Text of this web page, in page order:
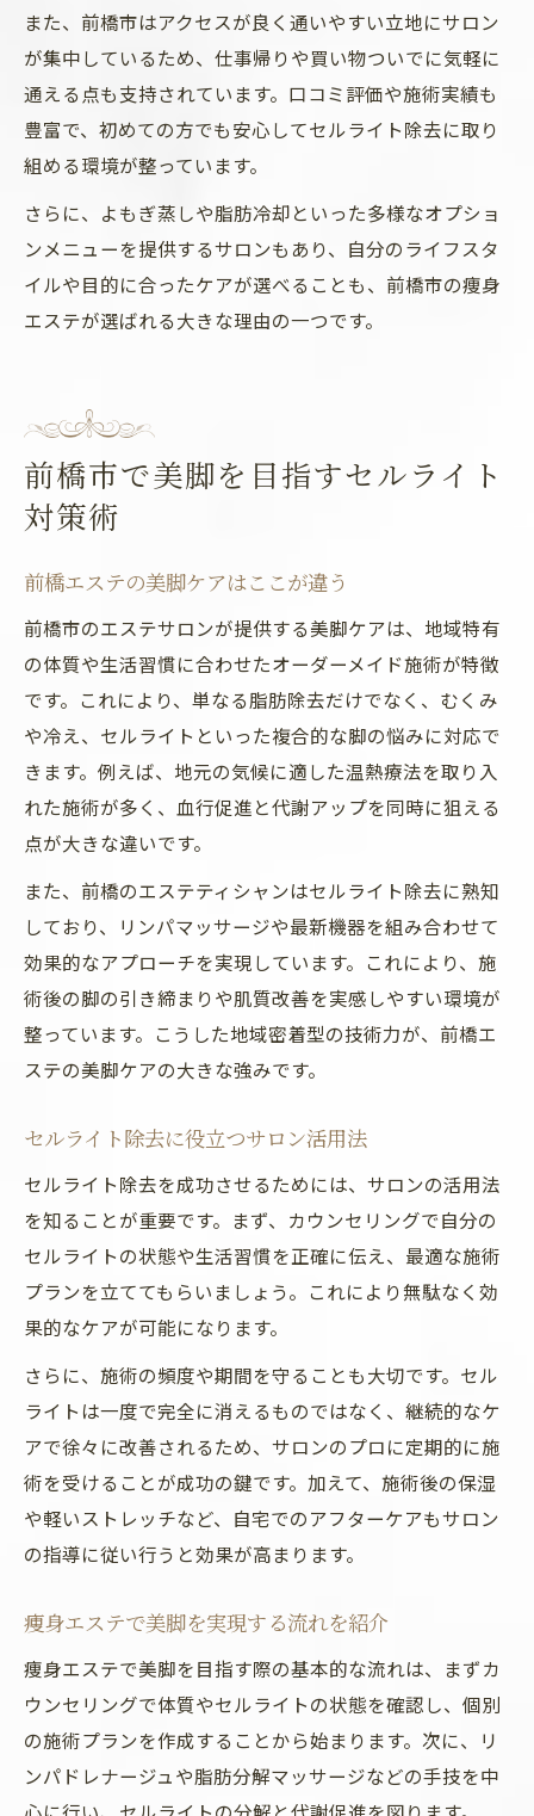
また、前橋市はアクセスが良く通いやすい立地にサロン
が集中しているため、仕事帰りや買い物ついでに気軽に
通える点も支持されています。口コミ評価や施術実績も
豊富で、初めての方でも安心してセルライト除去に取り
組める環境が整っています。
さらに、よもぎ蒸しや脂肪冷却といった多様なオプショ
ンメニューを提供するサロンもあり、自分のライフスタ
イルや目的に合ったケアが選べることも、前橋市の痩身
エステが選ばれる大きな理由の一つです。
前橋市で美脚を目指すセルライト
対策術
前橋エステの美脚ケアはここが違う
前橋市のエステサロンが提供する美脚ケアは、地域特有
の体質や生活習慣に合わせたオーダーメイド施術が特徴
です。これにより、単なる脂肪除去だけでなく、むくみ
や冷え、セルライトといった複合的な脚の悩みに対応で
きます。例えば、地元の気候に適した温熱療法を取り入
れた施術が多く、血行促進と代謝アップを同時に狙える
点が大きな違いです。
また、前橋のエステティシャンはセルライト除去に熟知
しており、リンパマッサージや最新機器を組み合わせて
効果的なアプローチを実現しています。これにより、施
術後の脚の引き締まりや肌質改善を実感しやすい環境が
整っています。こうした地域密着型の技術力が、前橋エ
ステの美脚ケアの大きな強みです。
セルライト除去に役立つサロン活用法
セルライト除去を成功させるためには、サロンの活用法
を知ることが重要です。まず、カウンセリングで自分の
セルライトの状態や生活習慣を正確に伝え、最適な施術
プランを立ててもらいましょう。これにより無駄なく効
果的なケアが可能になります。
さらに、施術の頻度や期間を守ることも大切です。セル
ライトは一度で完全に消えるものではなく、継続的なケ
アで徐々に改善されるため、サロンのプロに定期的に施
術を受けることが成功の鍵です。加えて、施術後の保湿
や軽いストレッチなど、自宅でのアフターケアもサロン
の指導に従い行うと効果が高まります。
痩身エステで美脚を実現する流れを紹介
痩身エステで美脚を目指す際の基本的な流れは、まずカ
ウンセリングで体質やセルライトの状態を確認し、個別
の施術プランを作成することから始まります。次に、リ
ンパドレナージュや脂肪分解マッサージなどの手技を中